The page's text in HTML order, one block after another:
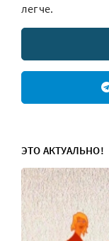
легче.
ЭТО АКТУАЛЬНО!